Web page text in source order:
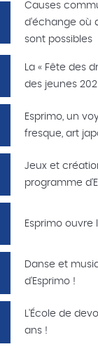
Causes
d'échange où
sont possibles
La « Fête des
des jeunes
Esprimo, un
fresque, art
Jeux et
programme
Esprimo ouvre
Danse et
d'Esprimo !
L'École de
ans !